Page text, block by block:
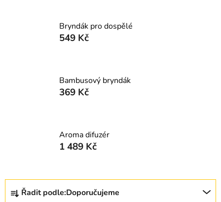
Bryndák pro dospělé
549 Kč
Bambusový bryndák
369 Kč
Aroma difuzér
1 489 Kč
Ř
Řadit podle:Doporučujeme